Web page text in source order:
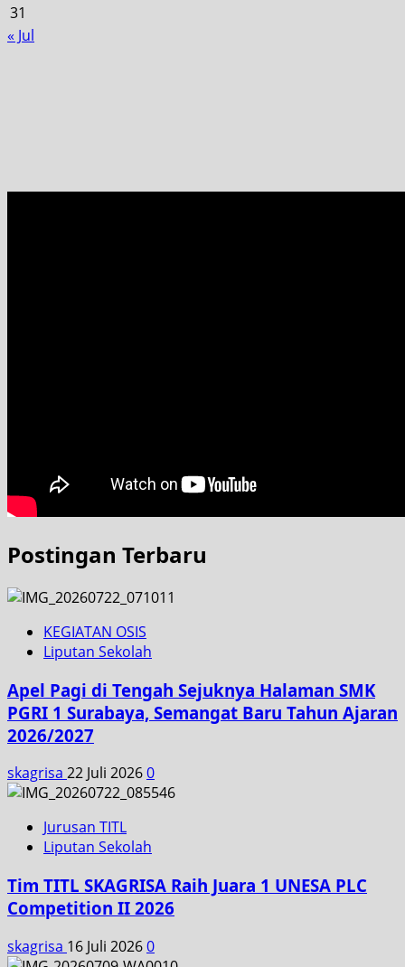
31
« Jul
Postingan Terbaru
KEGIATAN OSIS
Liputan Sekolah
Apel Pagi di Tengah Sejuknya Halaman SMK
PGRI 1 Surabaya, Semangat Baru Tahun Ajaran
2026/2027
skagrisa 22 Juli 20260
Jurusan TITL
Liputan Sekolah
Tim TITL SKAGRISA Raih Juara 1 UNESA PLC
Competition II 2026
skagrisa 16 Juli 20260